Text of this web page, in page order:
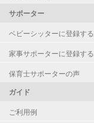
サポーター
ベビーシッターに登録する
家事サポーターに登録する
保育士サポーターの声
ガイド
ご利用例